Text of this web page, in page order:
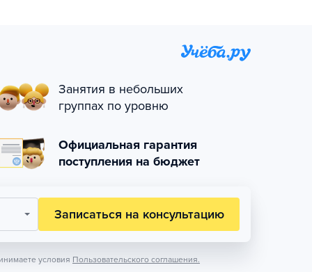
Занятия в небольших
группах по уровню
Официальная гарантия
поступления на бюджет
Записаться на консультацию
условия Пользовательского соглашения.